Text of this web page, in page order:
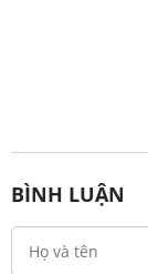
BÌNH LUẬN